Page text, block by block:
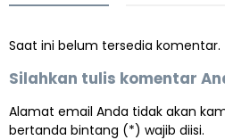
Saat ini belum tersedia komentar.
Silahkan tulis komentar
Alamat email Anda tidak akan
bertanda bintang (*) wajib diisi.